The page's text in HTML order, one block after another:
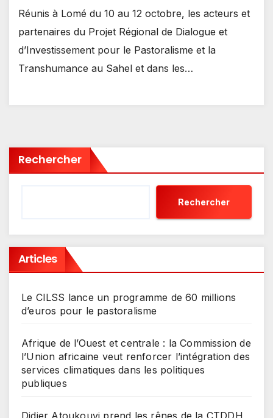
Réunis à Lomé du 10 au 12 octobre, les acteurs et
partenaires du Projet Régional de Dialogue et
d’Investissement pour le Pastoralisme et la
Transhumance au Sahel et dans les…
Rechercher
Rechercher
Articles
Le CILSS lance un programme de 60 millions
d’euros pour le pastoralisme
Afrique de l’Ouest et centrale : la Commission de
l’Union africaine veut renforcer l’intégration des
services climatiques dans les politiques
publiques